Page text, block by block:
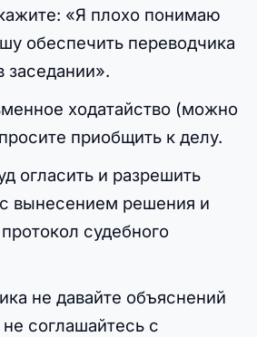
«Я плохо понимаю
обеспечить переводчика
заседании».
ходатайство (можно
приобщить к делу.
огласить и разрешить
с вынесением решения и
судебного
не давайте объяснений
соглашайтесь с